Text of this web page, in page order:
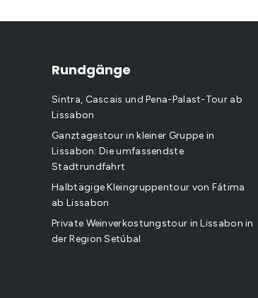
Rundgänge
Sintra, Cascais und Pena-Palast-Tour ab
Lissabon
Ganztagestour in kleiner Gruppe in
Lissabon: Die umfassendste
Stadtrundfahrt
Halbtägige Kleingruppentour von Fátima
ab Lissabon
Private Weinverkostungstour in Lissabon in
der Region Setúbal